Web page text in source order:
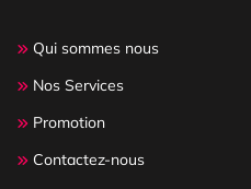
Qui sommes nous
Nos Services
Promotion
Contactez-nous